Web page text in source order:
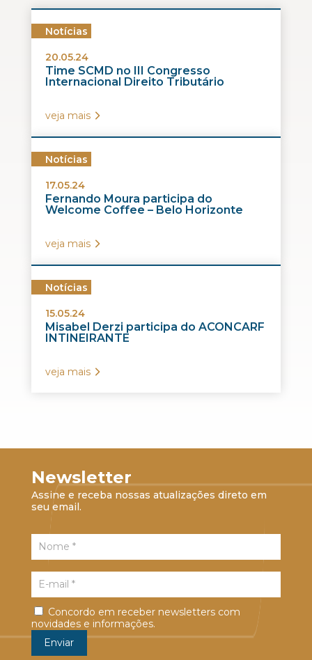
Notícias
20.05.24
Time SCMD no III Congresso
Internacional Direito Tributário
veja mais
Notícias
17.05.24
Fernando Moura participa do
Welcome Coffee – Belo Horizonte
veja mais
Notícias
15.05.24
Misabel Derzi participa do ACONCARF
INTINEIRANTE
veja mais
Newsletter
Assine e receba nossas atualizações direto em
seu email.
Concordo em receber newsletters com
novidades e informações.